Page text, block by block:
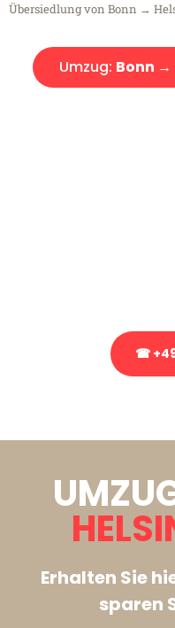
Übersiedlung von Bonn →
Umzug: Bonn
☎
Erhalten Sie
sparen